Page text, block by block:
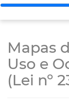
Mapas
Uso e
(Lei nº